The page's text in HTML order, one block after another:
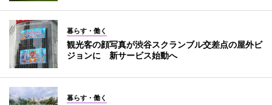
暮らす・働く
観光客の顔写真が渋谷スクランブル交差点の屋外ビ
ジョンに 新サービス始動へ
暮らす・働く